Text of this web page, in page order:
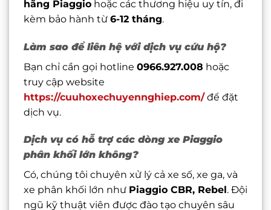
hãng Piaggio hoặc các thương hiệu uy tín, đi
kèm bảo hành từ 6-12 tháng.
Làm sao để liên hệ với dịch vụ cứu hộ?
Bạn chỉ cần gọi hotline 0966.927.008 hoặc
truy cập website
https://cuuhoxechuyennghiep.com/để đặt
dịch vụ.
Dịch vụ có hỗ trợ các dòng xe Piaggio
phân khối lớn không?
Có, chúng tôi chuyên xử lý cả xe số, xe ga, và
xe phân khối lớn như Piaggio CBR, Rebel. Đội
ngũ kỹ thuật viên được đào tạo chuyên sâu